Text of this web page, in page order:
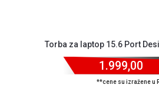
Torba za laptop 15.6 Port
1.999,00
**cene su izražene u